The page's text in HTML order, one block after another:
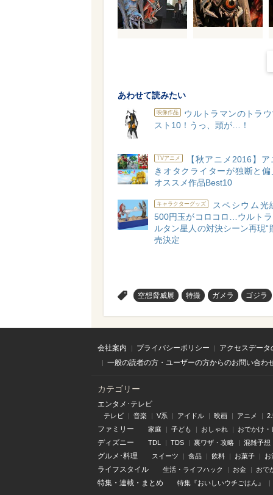
あわせて読みたい
映像作品
ウルトラマンのトラ
スト10！うっ、頭が…！
TVアニメ
【秋アニメ2016】
きオタクライターが独断と
オススメ作品Best10
キャラクターグッズ
スペシウム光
500円玉がコロコロ…ウルト
ルタン星人の対決シーン再現“
売決定
空想脅威展 特撮 ガメラ ゴジラ
会社案内 プライバシーポリシー
アクセスデー
一般の読者の方・ユーザーの方からのお問い合わ
カテゴリー
エンタメ･テレビ
テレビ 音楽 V系 アイドル 映画 アニメ
ファミリー 家庭 子ども おしゃれ おでかけ・
ディズニー TDL TDS 裏ワザ・攻略 混雑予想
グルメ･料理 スイーツ 食品 飲料 お菓子 お
ライフスタイル 生活・ライフハック お金 おで
特集 ・ 連載 ・ まとめ 特集『おいしいウチごはん』